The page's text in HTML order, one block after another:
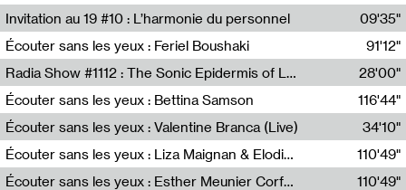
Nathalie Lacroix
Invitation au 19 #10 : L’harmonie du personnel
19, CRAC
09'35"
Écouter sans les yeux : Feriel Boushaki
Feriel Boushaki
91'12"
Radia Show #1112 : The Sonic Epidermis of Lake Léman by Paul Courlet / Guest Slot
28'00"
Écouter sans les yeux : Bettina Samson
Bettina Samson
116'44"
Écouter sans les yeux : Valentine Branca (Live)
Valentine Branca
34'10"
Écouter sans les yeux : Liza Maignan & Elodie Lecat
Liza Maignan,Elodie Lecat
110'49"
Écouter sans les yeux : Esther Meunier Corfdyr
110'49"